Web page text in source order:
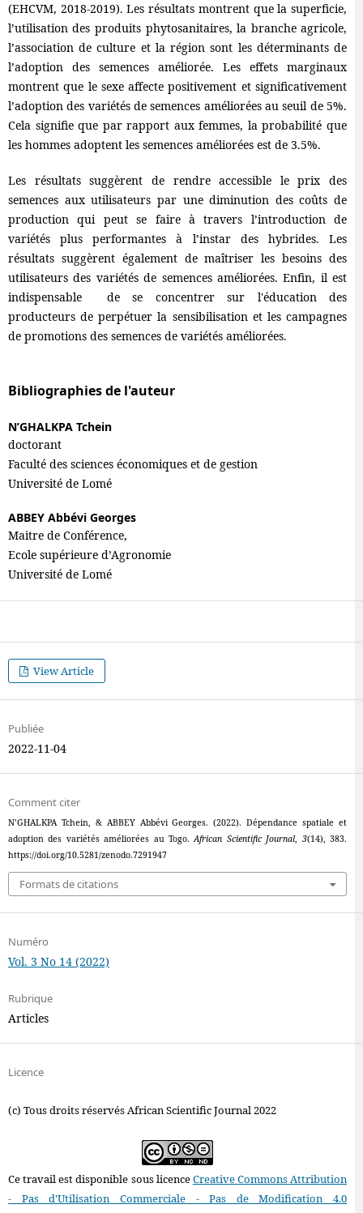
(EHCVM, 2018-2019). Les résultats montrent que la superficie,
l’utilisation des produits phytosanitaires, la branche agricole,
l’association de culture et la région sont les déterminants de
l’adoption des semences améliorée. Les effets marginaux
montrent que le sexe affecte positivement et significativement
l’adoption des variétés de semences améliorées au seuil de 5%.
Cela signifie que par rapport aux femmes, la probabilité que
les hommes adoptent les semences améliorées est de 3.5%.
Les résultats suggèrent de rendre accessible le prix des
semences aux utilisateurs par une diminution des coûts de
production qui peut se faire à travers l’introduction de
variétés plus performantes à l’instar des hybrides. Les
résultats suggèrent également de maîtriser les besoins des
utilisateurs des variétés de semences améliorées. Enfin, il est
indispensable de se concentrer sur l'éducation des
producteurs de perpétuer la sensibilisation et les campagnes
de promotions des semences de variétés améliorées.
Bibliographies de l'auteur
N’GHALKPA Tchein
doctorant
Faculté des sciences économiques et de gestion
Université de Lomé
ABBEY Abbévi Georges
Maitre de Conférence,
Ecole supérieure d’Agronomie
Université de Lomé
View Article
Publiée
2022-11-04
Comment citer
N’GHALKPA Tchein, & ABBEY Abbévi Georges. (2022). Dépendance spatiale et
adoption des variétés améliorées au Togo.African Scientific Journal, 3(14), 383.
https://doi.org/10.5281/zenodo.7291947
Formats de citations
Numéro
Vol. 3 No 14 (2022)
Rubrique
Articles
Licence
(c) Tous droits réservés African Scientific Journal 2022
Ce travail est disponible sous licenceCreative Commons Attribution
- Pas d'Utilisation Commerciale - Pas de Modification 4.0